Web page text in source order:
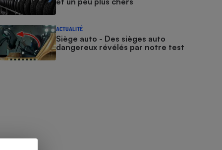
ACTUALITÉ
Siège auto - Des sièges auto
dangereux révélés par notre test